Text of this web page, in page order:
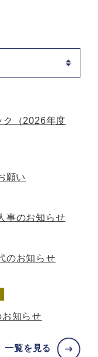
ク（2026年度
願い
事のお知らせ
のお知らせ
知らせ
一覧を見る